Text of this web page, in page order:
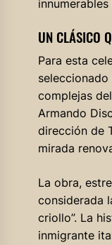
UN CLÁSICO
Para esta
complejas
Armando
dirección de
mirada
La obra,
considerada
criollo”. La
inmigrante